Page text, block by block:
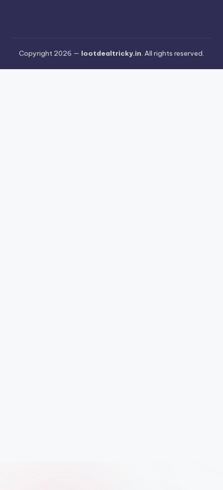
Copyright 2026 — lootdealtricky.in. All rights reserved.